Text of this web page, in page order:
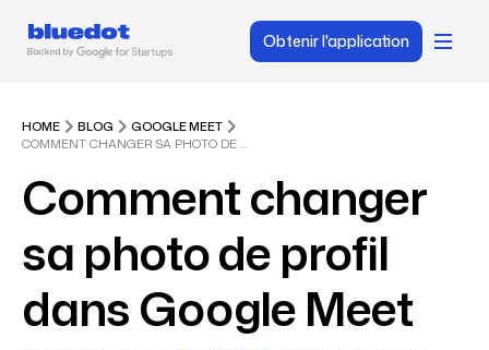
Obtenir l'application
HOME BLOG
GOOGLE MEET
COMMENT CHANGER SA PHOTO DE PROFIL DANS GOOGLE MEET
Comment changer
sa photo de profil
dans Google Meet